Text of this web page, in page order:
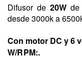
Difusor de20W de
desde 3000k a
Con motor DC y 6
W/RPM:.